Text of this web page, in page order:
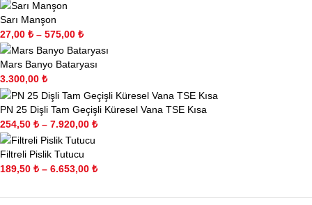
Sarı Manşon
27,00 ₺ – 575,00 ₺
Mars Banyo Bataryası
3.300,00 ₺
PN 25 Dişli Tam Geçişli Küresel Vana TSE Kısa
254,50 ₺ – 7.920,00 ₺
Filtreli Pislik Tutucu
189,50 ₺ – 6.653,00 ₺